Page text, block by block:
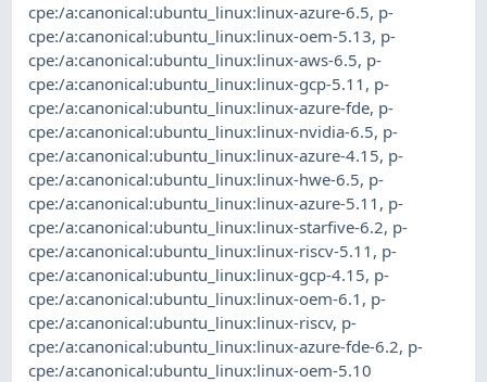
cpe:/a:canonical:ubuntu_linux:linux-azure-6.5, p-
cpe:/a:canonical:ubuntu_linux:linux-oem-5.13, p-
cpe:/a:canonical:ubuntu_linux:linux-aws-6.5, p-
cpe:/a:canonical:ubuntu_linux:linux-gcp-5.11 , p-
cpe:/a:canonical:ubuntu_linux:linux-azure-fde, p-
cpe:/a:canonical:ubuntu_linux:linux-nvidia-6.5, p-
cpe:/a:canonical:ubuntu_linux:linux-azure-4.15, p-
cpe:/a:canonical:ubuntu_linux:linux-hwe-6.5, p-
cpe:/a:canonical:ubuntu_linux:linux-azure-5.11 , p-
cpe:/a:canonical:ubuntu_linux:linux-starfive-6.2, p-
cpe:/a:canonical:ubuntu_linux:linux-riscv-5.11 , p-
cpe:/a:canonical:ubuntu_linux:linux-gcp-4.15, p-
cpe:/a:canonical:ubuntu_linux:linux-oem-6.1 , p-
cpe:/a:canonical:ubuntu_linux:linux-riscv, p-
cpe:/a:canonical:ubuntu_linux:linux-azure-fde-6.2, p-
cpe:/a:canonical:ubuntu_linux:linux-oem-5.10